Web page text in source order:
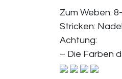
Zum Weben:
Stricken:
Achtung:
– Die Farben